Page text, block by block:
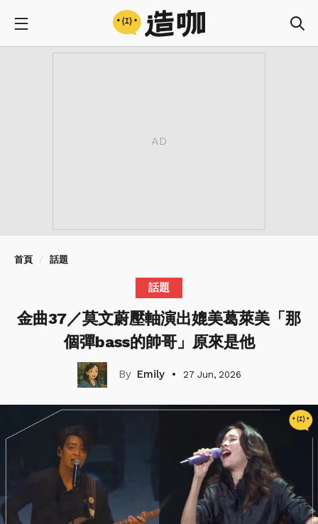
首頁 話題
話題
金曲37／莫文蔚壓軸演出媲美葛萊美「那
個彈bass的帥哥」原來是他
Emily 27 Jun, 2026